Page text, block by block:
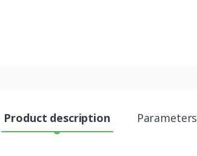
Product description Parameters